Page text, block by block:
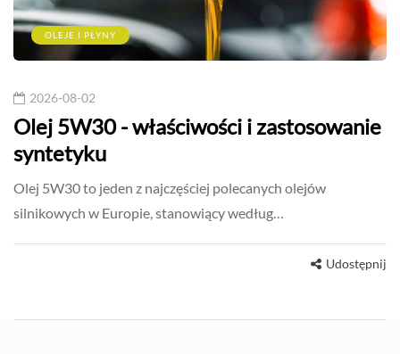
OLEJE I PŁYNY
2026-08-02
Olej 5W30 - właściwości i zastosowanie
syntetyku
Olej 5W30 to jeden z najczęściej polecanych olejów
silnikowych w Europie, stanowiący według…
Udostępnij